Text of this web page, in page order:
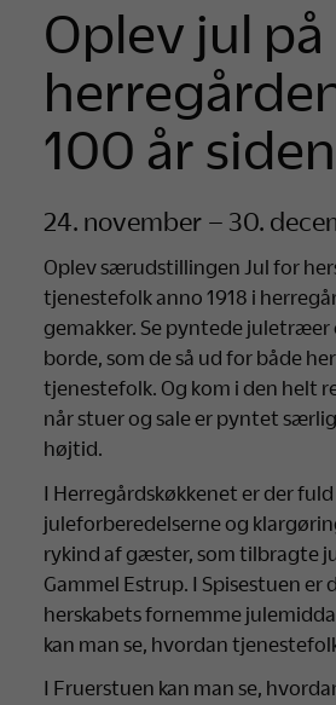
Oplev jul på
100 år siden
24. november – 30.
Oplev særudstillingen Jul for
tjenestefolk anno 1918 i
gemakker. Se pyntede
borde, som de så ud for både
tjenestefolk. Og kom i den helt
når stuer og sale er pyntet
højtid.
I Herregårdskøkkenet er der
juleforberedelserne og
rykind af gæster, som tilbragte
Gammel Estrup. I Spisestuen
herskabets fornemme
kan man se, hvordan
I Fruerstuen kan man se,